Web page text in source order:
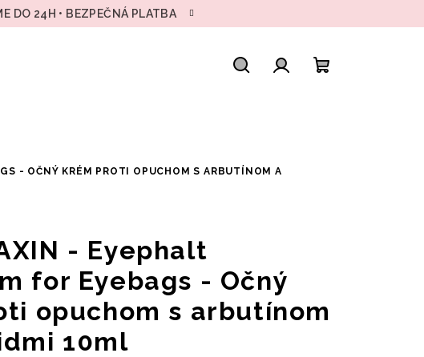
DO 24H • BEZPEČNÁ PLATBA
- OČNÝ KRÉM PROTI OPUCHOM S ARBUTÍNOM A
- Eyephalt
for Eyebags - Očný
opuchom s arbutínom
10ml